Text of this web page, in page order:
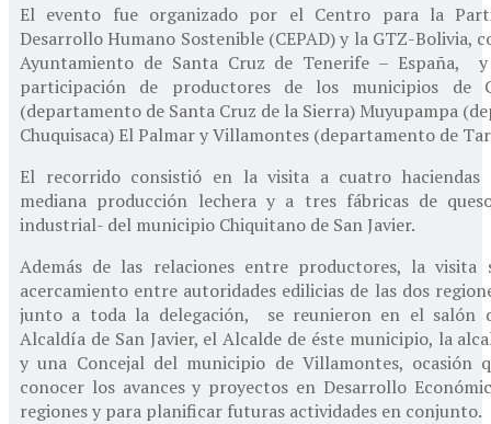
El evento fue organizado por el Centro para la
Desarrollo Humano Sostenible (CEPAD) y la GTZ-Bolivia,
Ayuntamiento de Santa Cruz de Tenerife – España,
participación de productores de los municipios de
(departamento de Santa Cruz de la Sierra) Muyupampa
Chuquisaca) El Palmar y Villamontes (departamento de
El recorrido consistió en la visita a cuatro haciendas
mediana producción lechera y a tres fábricas de
industrial- del municipio Chiquitano de San Javier.
Además de las relaciones entre productores, la visita
acercamiento entre autoridades edilicias de las dos
junto a toda la delegación, se reunieron en el salón
Alcaldía de San Javier, el Alcalde de éste municipio, la
y una Concejal del municipio de Villamontes, ocasión
conocer los avances y proyectos en Desarrollo
regiones y para planificar futuras actividades en conjunto.